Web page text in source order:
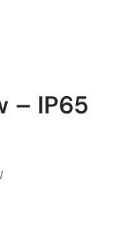
– IP65